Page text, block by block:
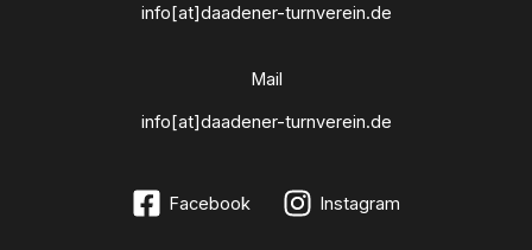
info[at]daadener-turnverein.de
Mail
info[at]daadener-turnverein.de
Facebook Instagram